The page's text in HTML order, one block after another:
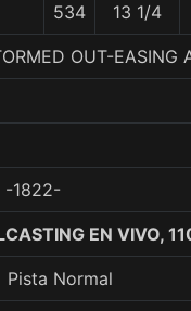
534 13 1/4
OUT-EASING
-1822-
EN VIVO,
Pista Normal